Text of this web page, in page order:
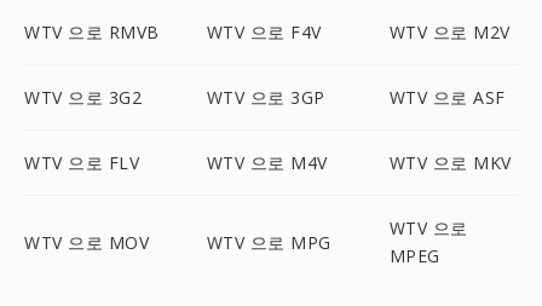
WTV 으로 RMVB WTV 으로 F4V WTV 으로 M2V
WTV 으로 3G2 WTV 으로 3GP WTV 으로 ASF
WTV 으로 FLV WTV 으로 M4V WTV 으로 MKV
WTV 으로 MOV WTV 으로 MPG
WTV 으로
MPEG